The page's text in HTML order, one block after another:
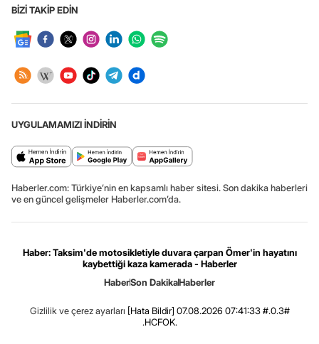
BİZİ TAKİP EDİN
UYGULAMAMIZI İNDİRİN
Haberler.com: Türkiye’nin en kapsamlı haber sitesi. Son dakika haberleri
ve en güncel gelişmeler Haberler.com’da.
Haber: Taksim'de motosikletiyle duvara çarpan Ömer'in hayatını
kaybettiği kaza kamerada - Haberler
HaberSon DakikaHaberler
Gizlilik ve çerez ayarları [Hata Bildir] 07.08.2026 07:41:33 #.0.3#
.HCFOK.